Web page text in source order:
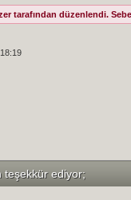
tarafından düzenlendi.
teşekkür ediyor;